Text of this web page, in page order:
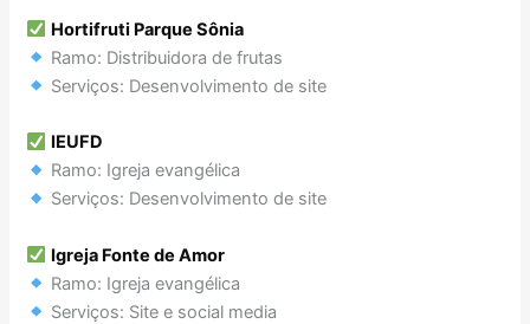
Hortifruti Parque Sônia
Ramo: Distribuidora de frutas
Serviços: Desenvolvimento de site
IEUFD
Ramo: Igreja evangélica
Serviços: Desenvolvimento de site
Igreja Fonte de Amor
Ramo: Igreja evangélica
Serviços: Site e social media